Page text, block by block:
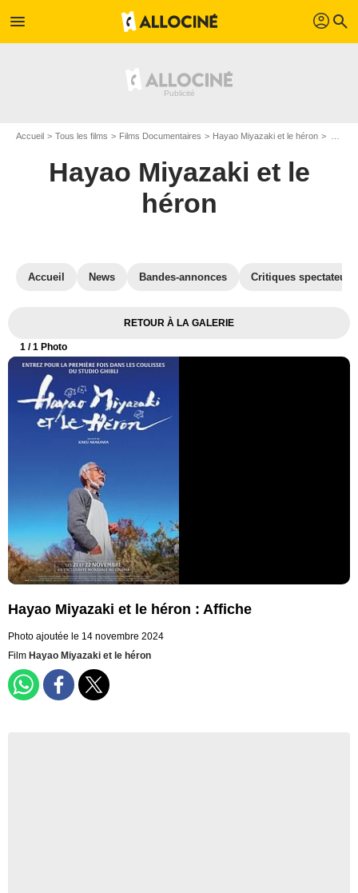
menu profil search
Accueil Tous les films Films Documentaires Hayao Miyazaki et le héron
Hayao Miyazaki et le
héron
Accueil News Bandes-annonces Critiques spectateurs
RETOUR À LA GALERIE
1 / 1 Photo
Hayao Miyazaki et le héron : Affiche
Photo ajoutée le 14 novembre 2024
Film Hayao Miyazaki et le héron